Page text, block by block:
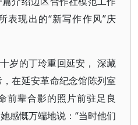
表现出的“新写作作风”庆
岁的丁玲重回延安， 深藏
在延安革命纪念馆陈列室
前辈合影的照片前驻足良
感慨万端地说：“当时他们